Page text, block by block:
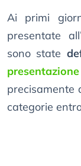
Ai primi
presentate
sono state
precisamente
categorie